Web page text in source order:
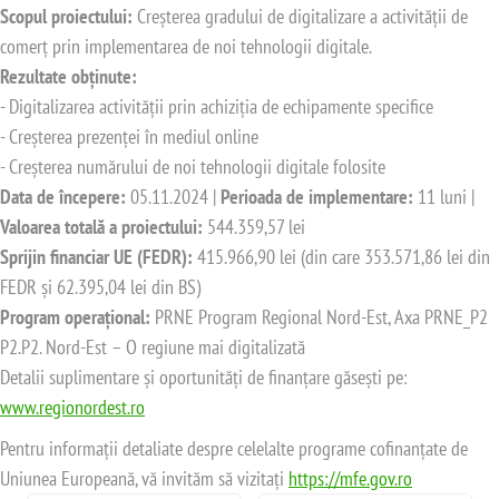
Scopul proiectului: Creșterea gradului de digitalizare a activității de
comerț prin implementarea de noi tehnologii digitale.
Rezultate obținute:
- Digitalizarea activității prin achiziția de echipamente specifice
- Creșterea prezenței în mediul online
- Creșterea numărului de noi tehnologii digitale folosite
Data de începere: 05.11.2024 | Perioada de implementare: 11 luni |
Valoarea totală a proiectului: 544.359,57 lei
Sprijin financiar UE (FEDR): 415.966,90 lei (din care 353.571,86 lei din
FEDR și 62.395,04 lei din BS)
Program operațional: PRNE Program Regional Nord-Est, Axa PRNE_P2
P2.P2. Nord-Est – O regiune mai digitalizată
Detalii suplimentare și oportunități de finanțare găsești pe:
www.regionordest.ro
Pentru informații detaliate despre celelalte programe cofinanțate de
Uniunea Europeană, vă invităm să vizitați https://mfe.gov.ro